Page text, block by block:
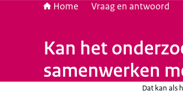
Home Vraag en antwoord
Kan het
samenwerken
Dat kan als